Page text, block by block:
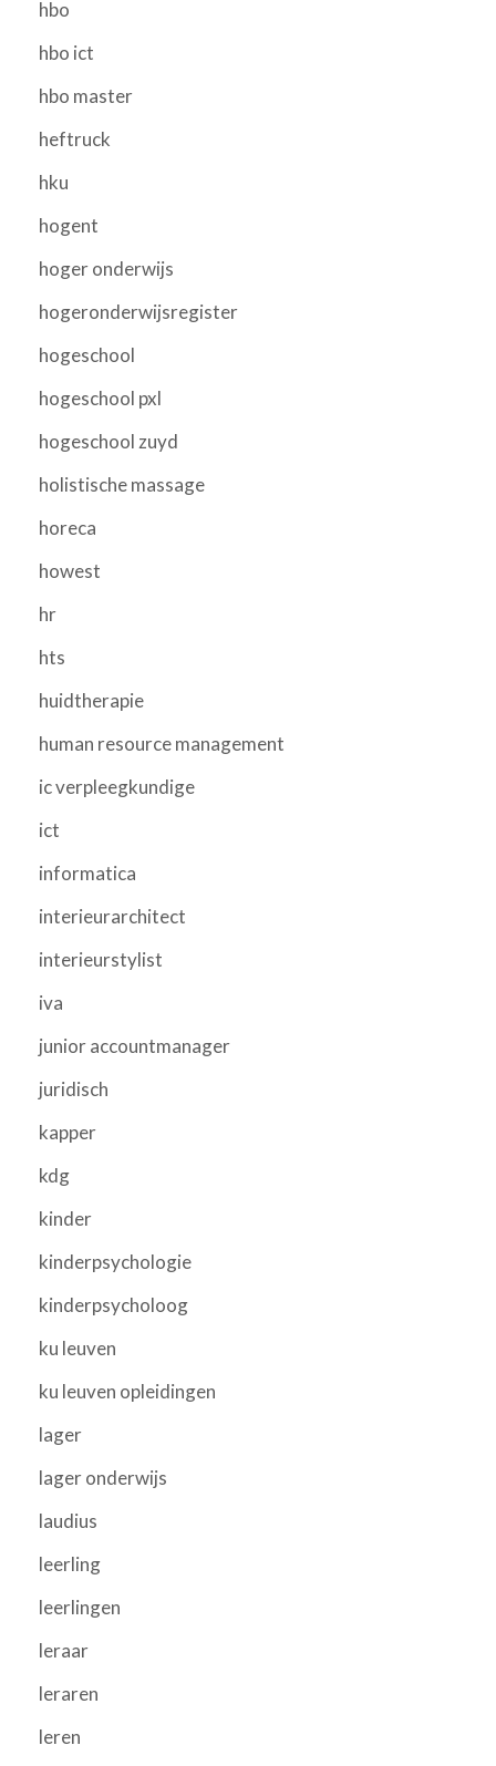
hbo
hbo ict
hbo master
heftruck
hku
hogent
hoger onderwijs
hogeronderwijsregister
hogeschool
hogeschool pxl
hogeschool zuyd
holistische massage
horeca
howest
hr
hts
huidtherapie
human resource management
ic verpleegkundige
ict
informatica
interieurarchitect
interieurstylist
iva
junior accountmanager
juridisch
kapper
kdg
kinder
kinderpsychologie
kinderpsycholoog
ku leuven
ku leuven opleidingen
lager
lager onderwijs
laudius
leerling
leerlingen
leraar
leraren
leren